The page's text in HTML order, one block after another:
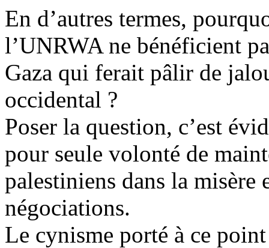
En d’autres termes,
l’UNRWA ne bénéficient
Gaza qui ferait pâlir de
occidental ?
Poser la question, c’est
pour seule volonté de
palestiniens dans la misère
négociations.
Le cynisme porté à ce